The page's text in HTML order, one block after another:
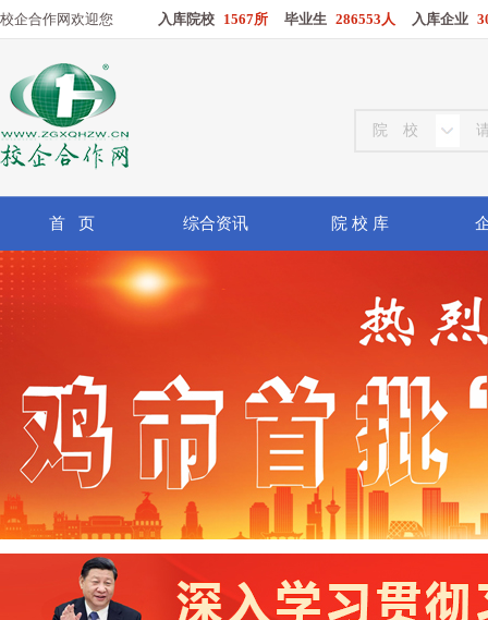
校企合作网欢迎您 入库院校 1567所 毕业生 286553人 入库企业
首 页 综合资讯 院 校 库